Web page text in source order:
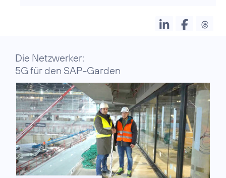
Die Netzwerker:
5G für den SAP-Garden